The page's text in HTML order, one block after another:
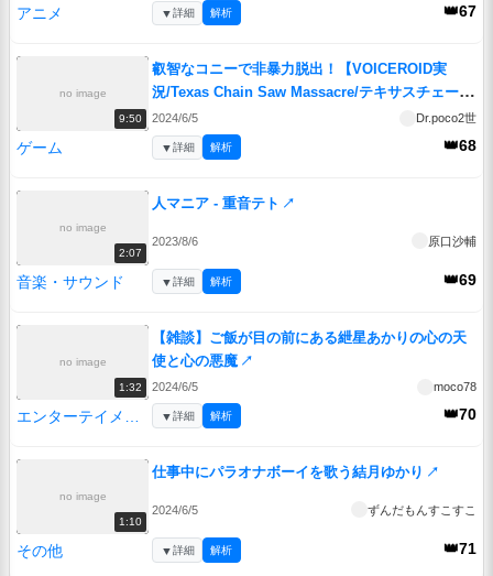
アニメ 👑67
▼詳細 解析
no image
9:50
叡智なコニーで非暴力脱出！【VOICEROID実
況/Texas Chain Saw Massacre/テキサスチェーン
ソー】↗
2024/6/5 Dr.poco2世
ゲーム 👑68
▼詳細 解析
no image
2:07
人マニア - 重音テト ↗
2023/8/6 原口沙輔
音楽・サウンド 👑69
▼詳細 解析
no image
1:32
【雑談】ご飯が目の前にある紲星あかりの心の天
使と心の悪魔 ↗
2024/6/5 moco78
👑70
▼詳細 解析
no image
1:10
仕事中にパラオナボーイを歌う結月ゆかり ↗
2024/6/5 ずんだもんすこすこ
その他 👑71
▼詳細 解析